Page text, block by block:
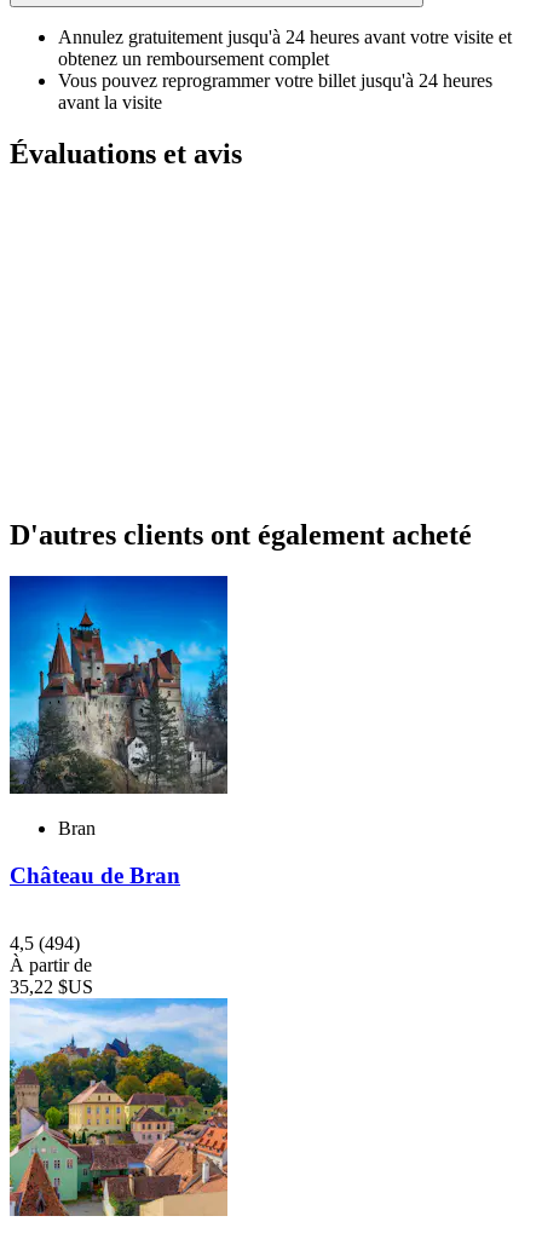
Annulez gratuitement jusqu'à 24 heures avant votre visite et
obtenez un remboursement complet
Vous pouvez reprogrammer votre billet jusqu'à 24 heures
avant la visite
Évaluations et avis
D'autres clients ont également acheté
Bran
Château de Bran
4,5 (494)
À partir de
35,22 $US